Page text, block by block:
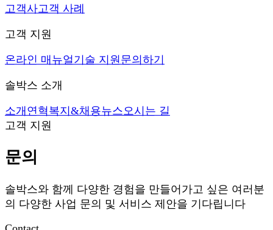
고객사고객 사례
고객 지원
온라인 매뉴얼 기술 지원 문의하기
솔박스 소개
소개 연혁 복지&채용뉴스오시는 길
고객 지원
문의
솔박스와 함께 다양한 경험을 만들어가고 싶은 여러분
의 다양한 사업 문의 및 서비스 제안을 기다립니다